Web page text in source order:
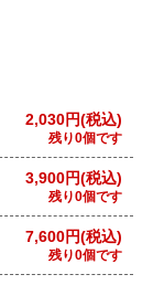
2,030円(税込)
残り0個です
3,900円(税込)
残り0個です
7,600円(税込)
残り0個です